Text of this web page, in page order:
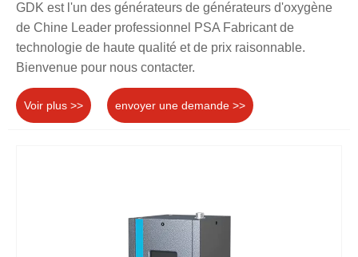
GDK est l'un des générateurs de générateurs d'oxygène
de Chine Leader professionnel PSA Fabricant de
technologie de haute qualité et de prix raisonnable.
Bienvenue pour nous contacter.
Voir plus >> envoyer une demande >>